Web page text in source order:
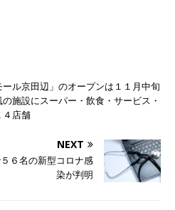
ール京田辺」のオープンは１１月中旬
施設にスーパー・飲食・サービス・
４店舗
NEXT
６名の新型コロナ感
染が判明